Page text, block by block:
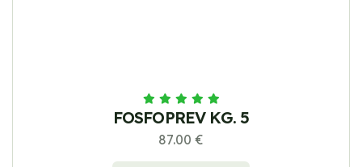
FOSFOPREV KG. 5
87.00 €